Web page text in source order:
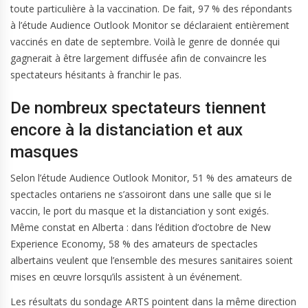
toute particulière à la vaccination. De fait, 97 % des répondants
à l’étude Audience Outlook Monitor se déclaraient entièrement
vaccinés en date de septembre. Voilà le genre de donnée qui
gagnerait à être largement diffusée afin de convaincre les
spectateurs hésitants à franchir le pas.
De nombreux spectateurs tiennent
encore à la distanciation et aux
masques
Selon l’étude Audience Outlook Monitor, 51 % des amateurs de
spectacles ontariens ne s’assoiront dans une salle que si le
vaccin, le port du masque et la distanciation y sont exigés.
Même constat en Alberta : dans l’édition d’octobre de New
Experience Economy, 58 % des amateurs de spectacles
albertains veulent que l’ensemble des mesures sanitaires soient
mises en œuvre lorsqu’ils assistent à un événement.
Les résultats du sondage ARTS pointent dans la même direction